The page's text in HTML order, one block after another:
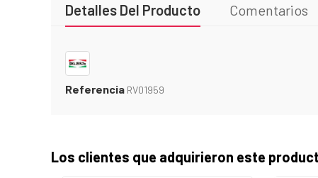
Detalles Del Producto Comentarios
Referencia RV01959
Los clientes que adquirieron este